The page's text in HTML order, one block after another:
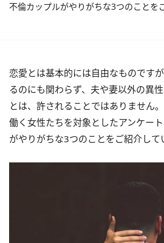
不倫カップルがやりがちな3つのことを
恋愛とは基本的には自由なものです
るのにも関わらず、夫や妻以外の異
とは、許されることではありません
働く女性たちを対象としたアンケー
がやりがちな3つのことをご紹介して